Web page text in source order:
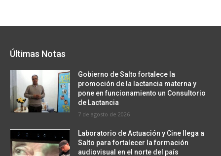
Últimas Notas
Gobierno de Salto fortalece la
promoción de la lactancia materna y
pone en funcionamiento un Consultorio
de Lactancia
7 de agosto de 2026
Laboratorio de Actuación y Cine llega a
Salto para fortalecer la formación
audiovisual en el norte del país